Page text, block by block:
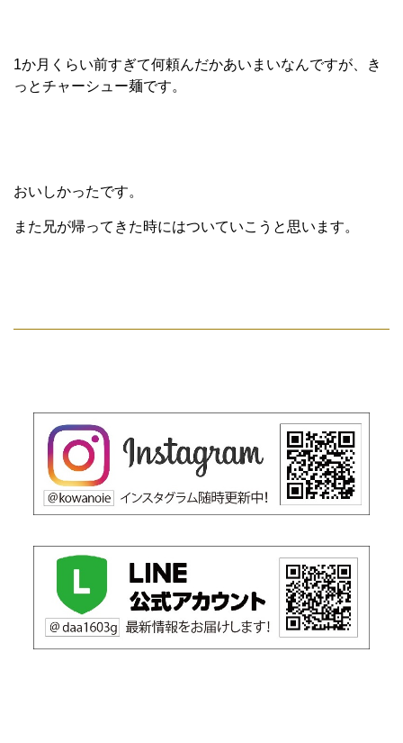
1か月くらい前すぎて何頼んだかあいまいなんですが、き
っとチャーシュー麺です。
おいしかったです。
また兄が帰ってきた時にはついていこうと思います。